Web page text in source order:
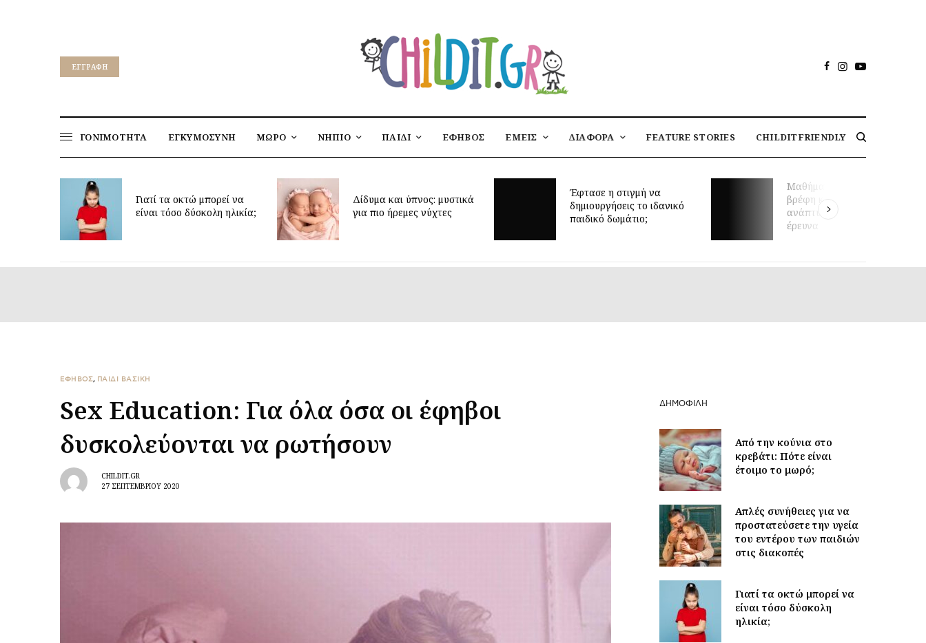
EΓΓΡΑΦΉ
ΓΟΝΙΜΟΤΗΤΑ ΕΓΚΥΜΟΣΥΝΗ ΜΩΡΟ ΝΗΠΙΟ ΠΑΙΔΙ ΕΦΗΒΟΣ ΕΜΕΙΣ ΔΙΑΦΟΡΑ FEATURE STORIES CHILDITFRIENDLY
Γιατί τα οκτώ μπορεί να
είναι τόσο δύσκολη ηλικία;
Δίδυμα και ύπνος: μυστικά
για πιο ήρεμες νύχτες
Έφτασε η στιγμή να
δημιουργήσεις το ιδανικό
παιδικό δωμάτιο;
Μαθήματα κολύμβησης για
βρέφη και πρώιμη κινητική
ανάπτυξη: τι δείχνει νέα
έρευνα
ΕΦΗΒΟΣ, ΠΑΙΔΙ ΒΑΣΙΚΉ
Sex Education: Για όλα όσα οι έφηβοι
δυσκολεύονται να ρωτήσουν
CHILDIT.GR
27 ΣΕΠΤΕΜΒΡΊΟΥ 2020
ΔΗΜΟΦΙΛΉ
Από την κούνια στο
κρεβάτι: Πότε είναι
έτοιμο το μωρό;
Απλές συνήθειες για να
προστατεύσετε την υγεία
του εντέρου των παιδιών
στις διακοπές
Γιατί τα οκτώ μπορεί να
είναι τόσο δύσκολη
ηλικία;